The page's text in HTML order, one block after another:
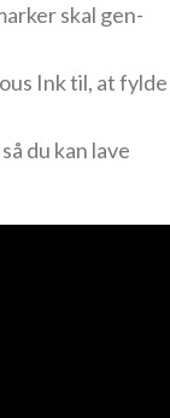
skal gen-
Ink til, at fylde
du kan lave